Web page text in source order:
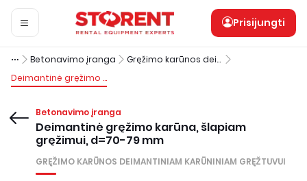
Prisijungti
Betonavimo įranga
Gręžimo karūnos deimantiniam karūniniam gręžtuvui
Deimantinė gręžimo karūna, šlapiam gręžimui, d=70-79 mm
Betonavimo įranga
Deimantinė gręžimo karūna, šlapiam
gręžimui, d=70-79 mm
GRĘŽIMO KARŪNOS DEIMANTINIAM KARŪNINIAM GRĘŽTUVUI